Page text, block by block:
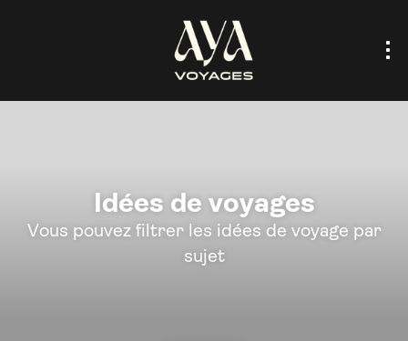
Idées de voyages
Vous pouvez filtrer les idées de voyage par
sujet